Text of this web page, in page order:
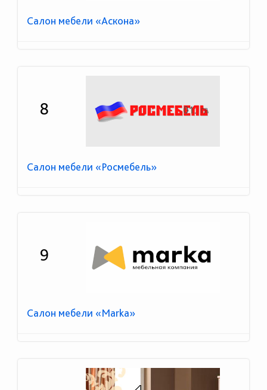
Салон мебели «Аскона»
8
Салон мебели «Росмебель»
9
Салон мебели «Marka»